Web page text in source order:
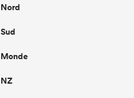
Nord
Sud
Monde
NZ